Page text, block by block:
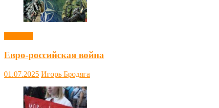
Евро-российская война
01.07.2025 Игорь Бродяга